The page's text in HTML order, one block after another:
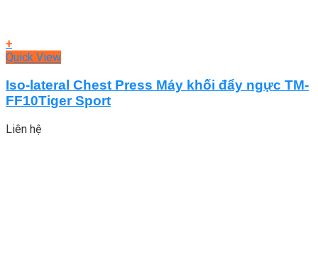
+
Quick View
Iso-lateral Chest Press Máy khối đẩy ngực TM-
FF10Tiger Sport
Liên hệ